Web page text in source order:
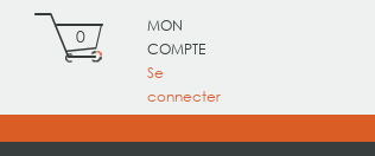
0
MON
COMPTE
Se
connecter